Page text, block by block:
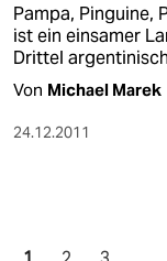
Pampa, Pinguine,
ist ein einsamer
Drittel
Von Michael Marek
24.12.2011